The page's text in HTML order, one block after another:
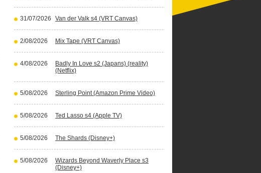
31/07/2026 Van der Valk s4 (VRT Canvas)
2/08/2026 Mix Tape (VRT Canvas)
4/08/2026
Badly In Love s2 (Japans) (reality)
(Netflix)
5/08/2026 Sterling Point (Amazon Prime Video)
5/08/2026 Ted Lasso s4 (Apple TV)
5/08/2026 The Shards (Disney+)
5/08/2026
Wizards Beyond Waverly Place s3
(Disney+)